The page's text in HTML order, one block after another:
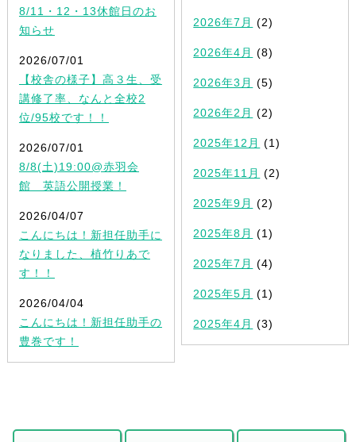
8/11・12・13休館日のお
知らせ
2026/07/01
【校舎の様子】高３生、受
講修了率、なんと全校2
位/95校です！！
2026/07/01
8/8(土)19:00@赤羽会
館 英語公開授業！
2026/04/07
こんにちは！新担任助手に
なりました、植竹りあで
す！！
2026/04/04
こんにちは！新担任助手の
豊巻です！
2026年7月 (2)
2026年4月 (8)
2026年3月 (5)
2026年2月 (2)
2025年12月 (1)
2025年11月 (2)
2025年9月 (2)
2025年8月 (1)
2025年7月 (4)
2025年5月 (1)
2025年4月 (3)